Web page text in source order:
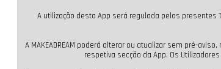
A utilização desta App será regulada pelos
A MAKEADREAM poderá alterar ou atualizar sem pré-
respetiva secção da App. Os